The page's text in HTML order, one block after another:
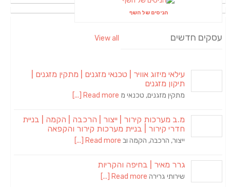
הניסים של השף
עסקים חדשים View all
עילאי מיזוג אוויר | טכנאי מזגנים | מתקין מזגנים |
תיקון מזגנים
מתקין מזגנים, טכנאי מ Read more [...]
מ.ב מערכות קירור | ייצור | הרכבה | הקמה | בניית
חדרי קירור | בניית מערכות קירור והקפאה
ייצור, הרכבה, הקמה וב Read more [...]
גרר מאיר | בחיפה והקריות
שירותי גרירה Read more [...]